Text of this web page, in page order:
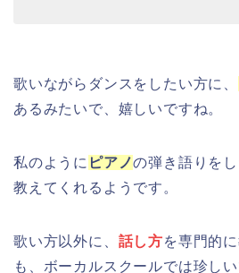
歌いながらダンスをしたい方に、
あるみたいで、嬉しいですね。
私のように ピアノの弾き語りを
教えてくれるようです。
歌い方以外に、 話し方を専門的
も、ボーカルスクールでは珍しい